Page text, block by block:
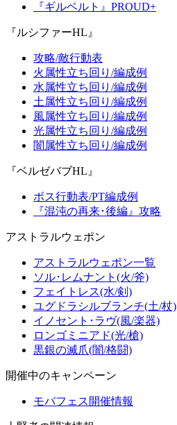
『ギルベルト』PROUD+
『ルシファーHL』
攻略/敵行動表
火属性立ち回り/編成例
水属性立ち回り/編成例
土属性立ち回り/編成例
風属性立ち回り/編成例
光属性立ち回り/編成例
闇属性立ち回り/編成例
『ベルゼバブHL』
ボス行動表/PT編成例
『混沌の再来･後編』攻略
アストラルウェポン
アストラルウェポン一覧
ソル･レムナント(火/斧)
フェイトレス(水/剣)
ユグドラシルブランチ(土/杖)
イノセント･ラヴ(風/楽器)
ロンゴミニアド(光/槍)
黒銀の滅爪(闇/格闘)
開催中のキャンペーン
モバフェス開催情報